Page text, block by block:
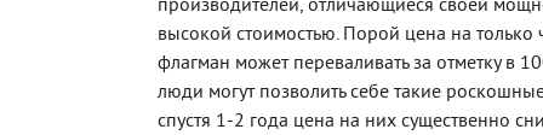
производителей, отличающиеся своей
высокой стоимостью. Порой цена на
флагман может переваливать за отметку в
люди могут позволить себе такие
спустя 1-2 года цена на них существенно